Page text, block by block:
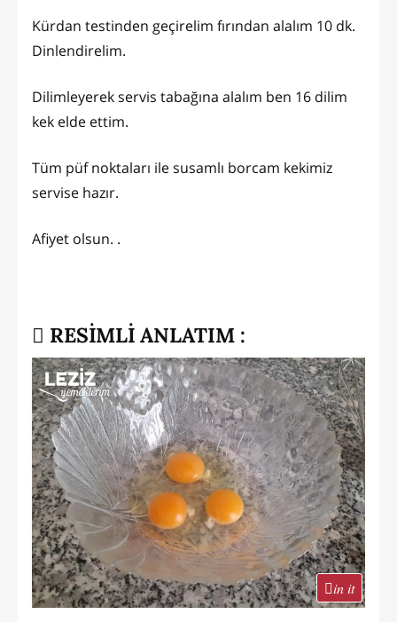
Kürdan testinden geçirelim fırından alalım 10 dk.
Dinlendirelim.
Dilimleyerek servis tabağına alalım ben 16 dilim
kek elde ettim.
Tüm püf noktaları ile susamlı borcam kekimiz
servise hazır.
Afiyet olsun. .
RESİMLİ ANLATIM :
in it